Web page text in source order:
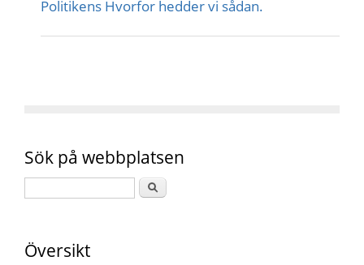
Politikens Hvorfor hedder vi sådan.
Sök på webbplatsen
Översikt